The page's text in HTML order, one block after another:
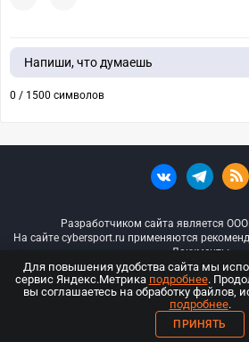
Напиши, что думаешь
0 / 1500 символов
Разработчиком сайта является
На сайте cybersport.ru применяются
Документы
© ООО «Киберспорт.ру» — Все
18+
Для повышения удобства сайта мы
сервис Яндекс.Метрика подробнее.
вы соглашаетесь на обработку файлов,
подробнее.
ПРИНЯТЬ